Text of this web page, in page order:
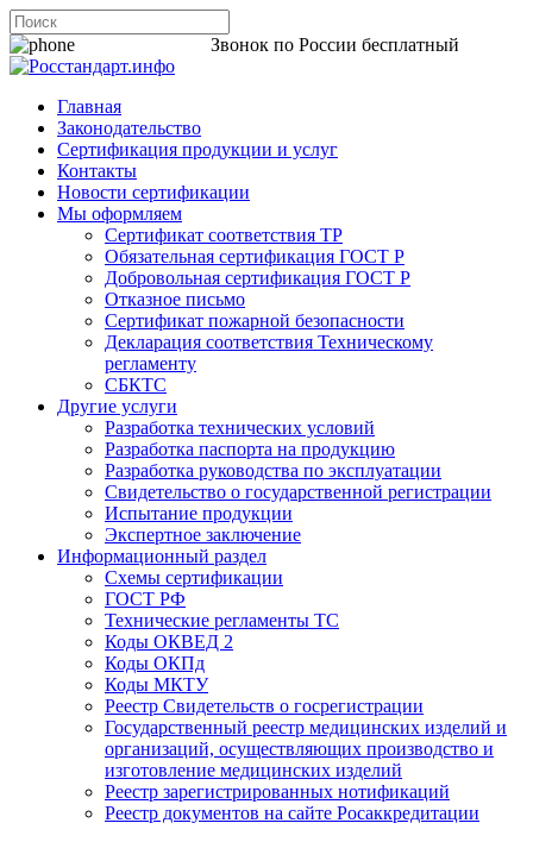
Звонок по России бесплатный
Главная
Законодательство
Сертификация продукции и услуг
Контакты
Новости сертификации
Мы оформляем
Сертификат соответствия ТР
Обязательная сертификация ГОСТ Р
Добровольная сертификация ГОСТ Р
Отказное письмо
Сертификат пожарной безопасности
Декларация соответствия Техническому
регламенту
СБКТС
Другие услуги
Разработка технических условий
Разработка паспорта на продукцию
Разработка руководства по эксплуатации
Свидетельство о государственной регистрации
Испытание продукции
Экспертное заключение
Информационный раздел
Схемы сертификации
ГОСТ РФ
Технические регламенты ТС
Коды ОКВЕД 2
Коды ОКПд
Коды МКТУ
Реестр Свидетельств о госрегистрации
Государственный реестр медицинских изделий и
организаций, осуществляющих производство и
изготовление медицинских изделий
Реестр зарегистрированных нотификаций
Реестр документов на сайте Росаккредитации